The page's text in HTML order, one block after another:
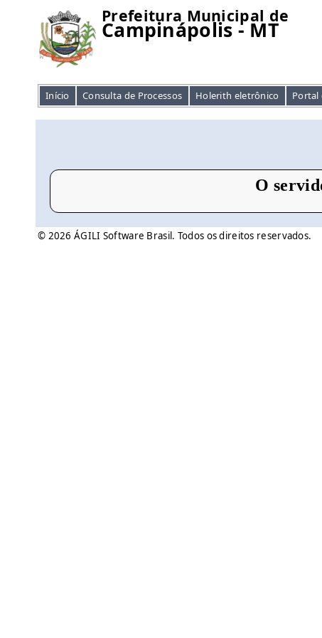
Prefeitura Municipal de
Campinápolis - MT
Início Consulta de Processos Holerith eletrônico Portal
O
© 2026 ÁGILI Software Brasil. Todos os direitos reservados.